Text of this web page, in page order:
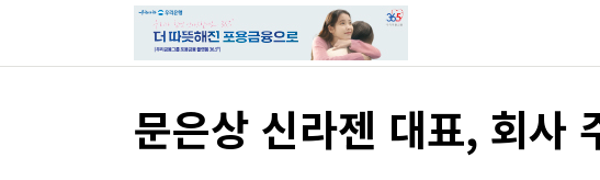
문은상 신라젠 대표, 회사